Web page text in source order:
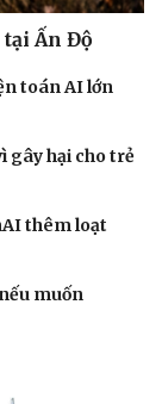
Ấn Độ
toán AI lớn
gây hại cho trẻ
thêm loạt
muốn